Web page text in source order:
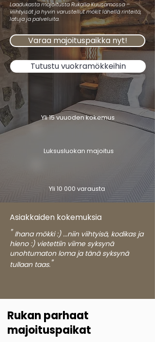
Laadukasta majoitusta Rukalla Kuusamossa –
viihtyisät ja hyvin varustellut mökit lähellä rinteitä,
latuja ja palveluita.
Varaa majoituspaikka nyt!
Tutustu vuokramökkeihin
Yli 15 vuuoden kokemus
Luksusluokan majoitus
Yli 10 000 varausta
Asiakkaiden kokemuksia
" Ihana mökki :) ...niin viihtyisä, kodikas ja
hieno :) vietettiin viime syksynä
unohtumaton loma ja tänä syksynä
tullaan taas."
Rukan parhaat
majoituspaikat